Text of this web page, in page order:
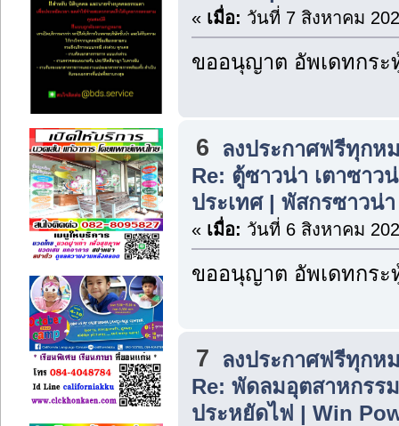
« เมื่อ: วันที่ 7 สิงหาคม
ขออนุญาต อัพเดทกระ
6
ลงประกาศฟรีทุกห
Re: ตู้ซาวน่า เตาซา
ประเทศ | พัสกรซาวน่า
« เมื่อ: วันที่ 6 สิงหาคม
ขออนุญาต อัพเดทกระ
7
ลงประกาศฟรีทุกห
Re: พัดลมอุตสาหกรร
ประหยัดไฟ | Win